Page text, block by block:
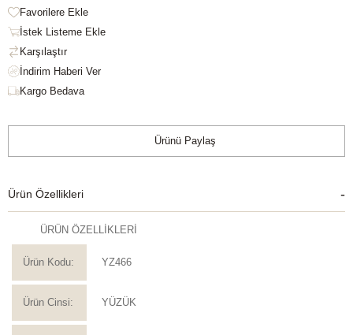
Favorilere Ekle
İstek Listeme Ekle
Karşılaştır
Kargo Bedava
Ürünü Paylaş
Ürün Özellikleri
ÜRÜN ÖZELLİKLERİ
Ürün Kodu: YZ466
Ürün Cinsi: YÜZÜK